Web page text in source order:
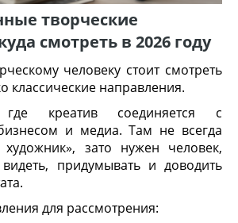
творческие
смотреть в 2026 году
человеку стоит смотреть
классические направления.
креатив соединяется с
и медиа. Там не всегда
зато нужен человек,
придумывать и доводить
для рассмотрения: